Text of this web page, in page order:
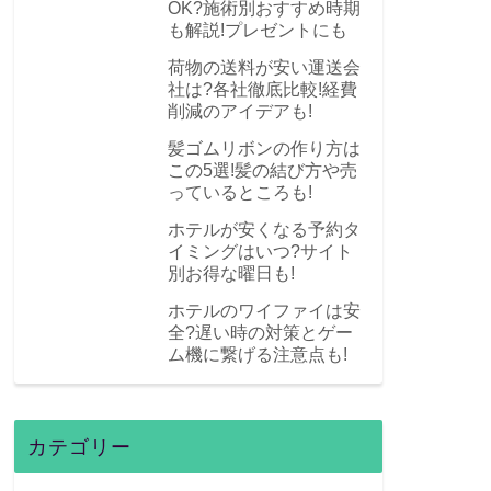
OK?施術別おすすめ時期
も解説!プレゼントにも
荷物の送料が安い運送会
社は?各社徹底比較!経費
削減のアイデアも!
髪ゴムリボンの作り方は
この5選!髪の結び方や売
っているところも!
ホテルが安くなる予約タ
イミングはいつ?サイト
別お得な曜日も!
ホテルのワイファイは安
全?遅い時の対策とゲー
ム機に繋げる注意点も!
カテゴリー